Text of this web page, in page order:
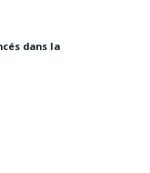
dans la